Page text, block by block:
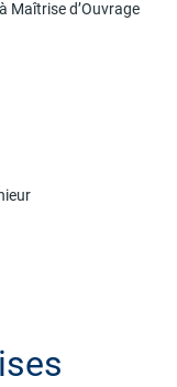
Maîtrise d’Ouvrage